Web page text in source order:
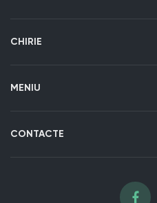
CHIRIE
MENIU
CONTACTE